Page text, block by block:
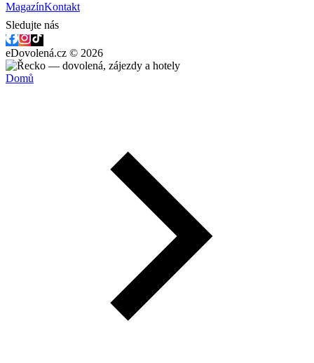
MagazínKontakt
Sledujte nás
eDovolená.cz © 2026
Domů